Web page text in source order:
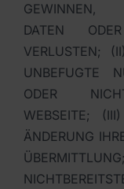
GEWINNEN,
DATEN
VERLUSTEN;
UNBEFUGTE
ODER
WEBSEITE;
ÄNDERUNG